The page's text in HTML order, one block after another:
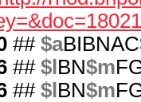
## $aBIBNAC
## $l BN$m
## $l BN$m